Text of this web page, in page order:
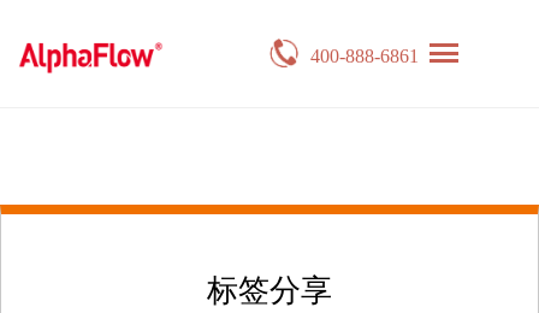
400-888-6861
标签分享